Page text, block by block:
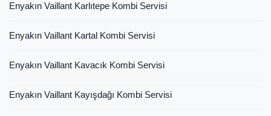
Enyakın Vaillant Karlıtepe Kombi Servisi
Enyakın Vaillant Kartal Kombi Servisi
Enyakın Vaillant Kavacık Kombi Servisi
Enyakın Vaillant Kayışdağı Kombi Servisi